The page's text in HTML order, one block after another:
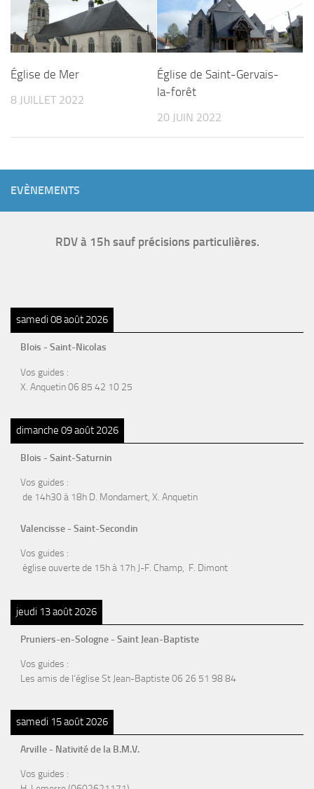
Église de Mer
8 JUILLET 2022
Église de Saint-Gervais-
la-forêt
20 JUIN 2022
EVÈNEMENTS
RDV à 15h sauf précisions particulières.
samedi 08 août 2026
Blois - Saint-Nicolas
Vos guides :
X. Anquetin 06 85 42 10 25
dimanche 09 août 2026
Blois - Saint-Saturnin
Vos guides :
de 14h30 à 18h D. Mondamert, X. Anquetin
Valencisse - Saint-Secondin
Vos guides :
église ouverte de 15h à 17h J-F. Champ, F. Dimont
jeudi 13 août 2026
Pruniers-en-Sologne - Saint Jean-Baptiste
Vos guides :
Les amis de l’église St Jean-Baptiste 06 26 51 98 84
samedi 15 août 2026
Arville - Nativité de la B.M.V.
Vos guides :